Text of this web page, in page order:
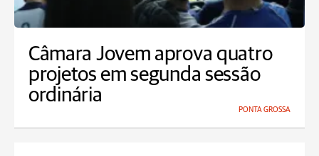
Câmara Jovem aprova quatro
projetos em segunda sessão
ordinária
PONTA GROSSA